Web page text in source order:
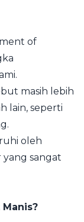
of
masih lebih
lain, seperti
oleh
yang sangat